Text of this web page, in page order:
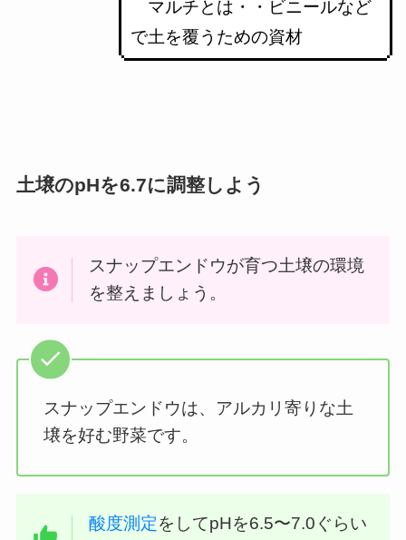
マルチとは・・ビニールなど
で土を覆うための資材
土壌のpHを6.7に調整しよう
スナップエンドウが育つ土壌の環境
を整えましょう。
スナップエンドウは、アルカリ寄りな土
壌を好む野菜です。
酸度測定をしてpHを6.5〜7.0ぐらい